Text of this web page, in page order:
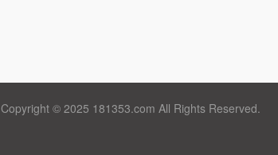
Copyright © 2025 181353.com All Rights Reserved.